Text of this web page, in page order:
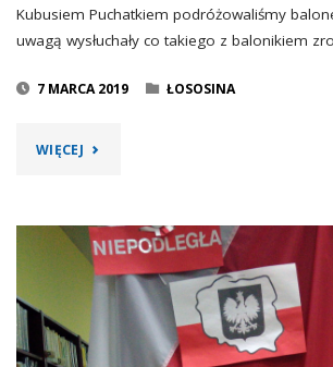
Kubusiem Puchatkiem podróżowaliśmy
uwagą wysłuchały co takiego z balonikiem
7 MARCA 2019 ŁOSOSINA
WIĘCEJ"CZWARTKOWE
NA
DYWANIE.."